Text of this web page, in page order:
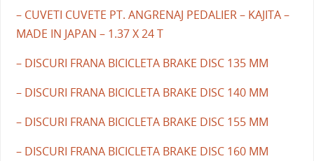
– CUVETI CUVETE PT. ANGRENAJ PEDALIER – KAJITA –
MADE IN JAPAN – 1.37 X 24 T
– DISCURI FRANA BICICLETA BRAKE DISC 135 MM
– DISCURI FRANA BICICLETA BRAKE DISC 140 MM
– DISCURI FRANA BICICLETA BRAKE DISC 155 MM
– DISCURI FRANA BICICLETA BRAKE DISC 160 MM